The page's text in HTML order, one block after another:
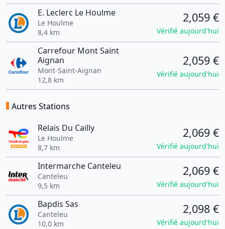
E. Leclerc Le Houlme
Le Houlme
8,4 km
2,059 €
Vérifié aujourd'hui
Carrefour Mont Saint
Aignan
Mont-Saint-Aignan
12,8 km
2,059 €
Vérifié aujourd'hui
Autres Stations
Relais Du Cailly
Le Houlme
8,7 km
2,069 €
Vérifié aujourd'hui
Intermarche Canteleu
Canteleu
9,5 km
2,069 €
Vérifié aujourd'hui
Bapdis Sas
Canteleu
10,0 km
2,098 €
Vérifié aujourd'hui